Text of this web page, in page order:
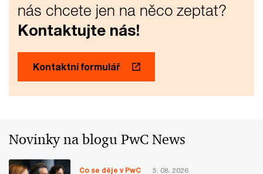
nás chcete jen na něco zeptat?
Kontaktujte nás!
Kontaktní formulář
Novinky na blogu PwC News
Co se děje v PwC 5. 08. 2026